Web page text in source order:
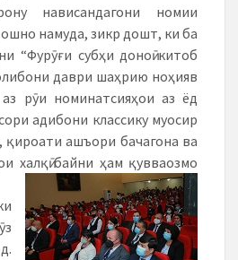
нависандагони номии
намуда, зикр дошт, ки ба
“Фурӯғи субҳи доноӣ китоб
даври шаҳрию ноҳиявӣ
рӯи номинатсияҳои аз ёд
адибони классику муосир
қироати ашъори бачагона ва
халқӣ байни ҳам қувваозмоӣ